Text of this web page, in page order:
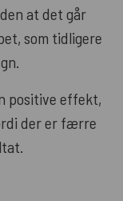
at det går
som tidligere
positive effekt,
der er færre